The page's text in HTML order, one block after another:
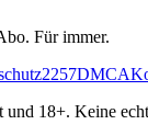
Für immer.
2257DMCA
18+. Keine